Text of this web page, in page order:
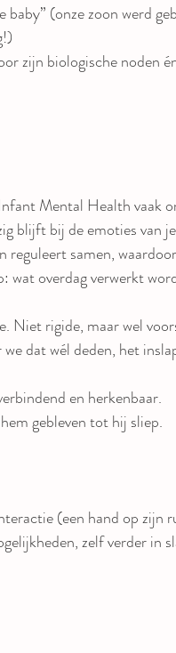
(onze zoon werd
zijn biologische noden
Mental Health vaak
blijft bij de emoties van
samen,
overdag verwerkt
Niet rigide, maar wel
dat wél deden, het
en herkenbaar.
gebleven tot hij sliep.
(een hand op zijn
zelf verder in